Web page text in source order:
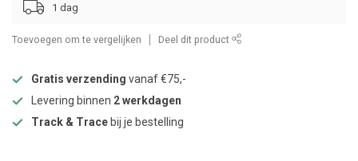
1 dag
Toevoegen om te vergelijken Deel dit product
Gratis verzending vanaf €75,-
Levering binnen 2 werkdagen
Track & Trace bij je bestelling